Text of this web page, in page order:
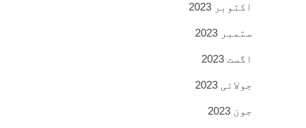
اکتوبر 2023
ستمبر 2023
اگست 2023
جولائی 2023
جون 2023